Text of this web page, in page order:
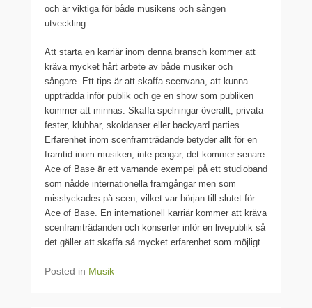
och är viktiga för både musikens och sången
utveckling.
Att starta en karriär inom denna bransch kommer att
kräva mycket hårt arbete av både musiker och
sångare. Ett tips är att skaffa scenvana, att kunna
uppträdda inför publik och ge en show som publiken
kommer att minnas. Skaffa spelningar överallt, privata
fester, klubbar, skoldanser eller backyard parties.
Erfarenhet inom scenframträdande betyder allt för en
framtid inom musiken, inte pengar, det kommer senare.
Ace of Base är ett varnande exempel på ett studioband
som nådde internationella framgångar men som
misslyckades på scen, vilket var början till slutet för
Ace of Base. En internationell karriär kommer att kräva
scenframträdanden och konserter inför en livepublik så
det gäller att skaffa så mycket erfarenhet som möjligt.
Posted in Musik